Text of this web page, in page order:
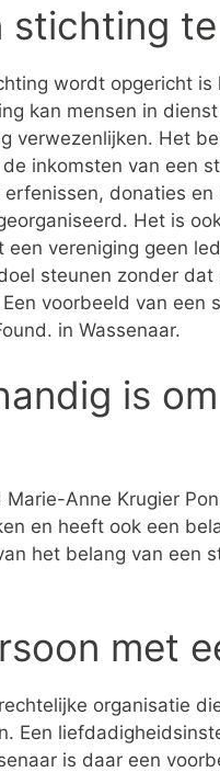
stichting
wordt opgericht
kan mensen in
verwezenlijken. Het
inkomsten van een
donaties
Het is
vereniging geen
steunen zonder
voorbeeld van een
in Wassenaar.
is
Anne Krugier
en heeft ook een
het belang van een
met
organisatie
Een
is daar een